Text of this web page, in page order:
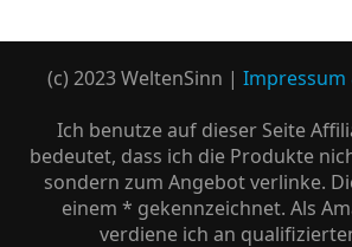
(c) 2023 WeltenSinn | Impressum
Ich benutze auf dieser Seite
bedeutet, dass ich die Produkte
sondern zum Angebot verlinke.
einem * gekennzeichnet. Als
verdiene ich an